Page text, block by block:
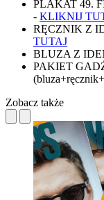
PLAKAT 49.
- KLIKNIJ
RĘCZNIK Z
TUTAJ
BLUZA Z
PAKIET
Zobacz także